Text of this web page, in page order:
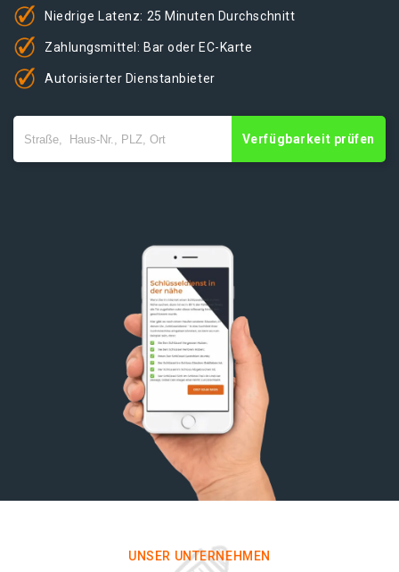
Niedrige Latenz: 25 Minuten Durchschnitt
Zahlungsmittel: Bar oder EC-Karte
Autorisierter Dienstanbieter
Verfügbarkeit prüfen
UNSER UNTERNEHMEN